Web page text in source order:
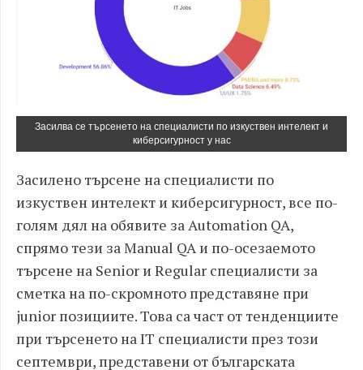
Засилва се търсенето на специалисти по изкуствен интелект и
киберсигурност у нас
Засилено търсене на специалисти по
изкуствен интелект и киберсигурност, все по-
голям дял на обявите за Automation QA,
спрямо тези за Manual QA и по-осезаемото
търсене на Senior и Regular специалисти за
сметка на по-скромното представяне при
junior позициите. Това са част от тенденциите
при търсенето на IT специалисти през този
септември, представени от българската